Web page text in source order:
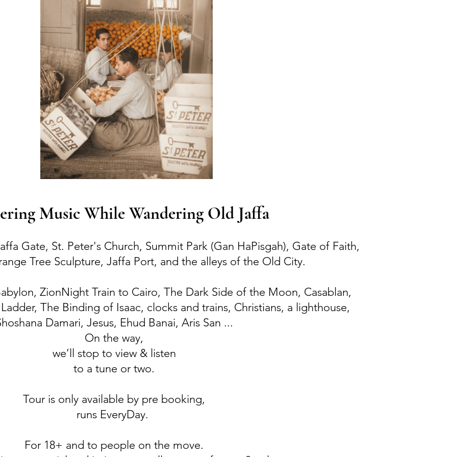
Music WhileWandering Old Jaffa
Gate, St. Peter's Church, Summit Park (Gan HaPisgah), Gate of Faith,
Tree Sculpture, Jaffa Port, and the alleys of the Old City.
ZionNight Train to Cairo, The Dark Side of the Moon, Casablan,
The Binding of Isaac, clocks and trains, Christians, a lighthouse,
Damari, Jesus, Ehud Banai, Aris San ...
On the way,
we’ll stop to view & listen
to a tune or two.
Tour is only available by pre booking,
runs EveryDay.
For 18+ and to people on the move.